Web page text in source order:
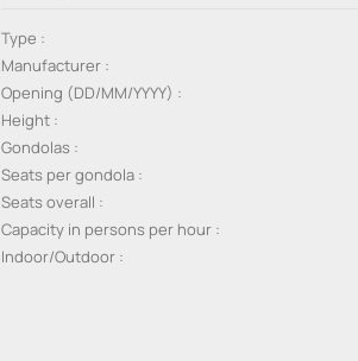
Type
Manufacturer
Opening (DD/MM/YYYY)
Height
Gondolas
Seats per gondola
Seats overall
Capacity in persons per hour
Indoor/Outdoor